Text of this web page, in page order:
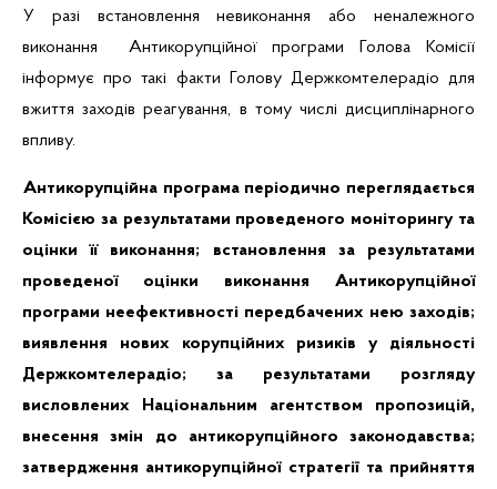
У разі встановлення невиконання або неналежного
виконання Антикорупційної програми Голова Комісії
інформує про такі факти Голову Держкомтелерадіо для
вжиття заходів реагування, в тому числі дисциплінарного
впливу.
Антикорупційна програма періодично переглядається
Комісією за результатами проведеного моніторингу та
оцінки її виконання; встановлення за результатами
проведеної оцінки виконання Антикорупційної
програми неефективності передбачених нею заходів;
виявлення нових корупційних ризиків у діяльності
Держкомтелерадіо; за результатами розгляду
висловлених Національним агентством пропозицій,
внесення змін до антикорупційного законодавства;
затвердження антикорупційної стратегії та прийняття